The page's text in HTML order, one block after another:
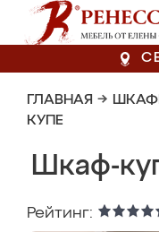
ГЛАВНАЯ →
КУПЕ
Шкаф-
Рейтинг: